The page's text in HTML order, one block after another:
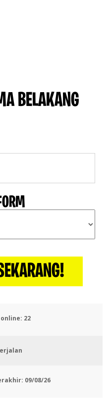
BELAKANG
26
09/08/26